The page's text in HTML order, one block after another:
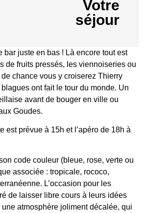
Votre
séjour
bar juste en bas ! Là encore tout est
de fruits pressés, les viennoiseries ou
de chance vous y croiserez Thierry
ont fait le tour du monde. Un
avant de bouger en ville ou
Goudes.
est prévue à 15h et l’apéro de 18h à
code couleur (bleue, rose, verte ou
associée : tropicale, rococo,
L’occasion pour les
de laisser libre cours à leurs idées
atmosphère joliment décalée, qui